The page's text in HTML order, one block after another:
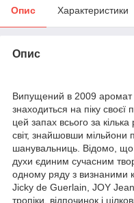
Опис Характеристики
Опис
Випущений в 2009 аромат
знаходиться на піку своєї
цей запах всього за
світ, знайшовши мільйони
шанувальниць. Відомо, що
духи єдиним сучасним
одному ряду з визнаними
Jicky de Guerlain, JOY Jean
тропіки, відпочинок і